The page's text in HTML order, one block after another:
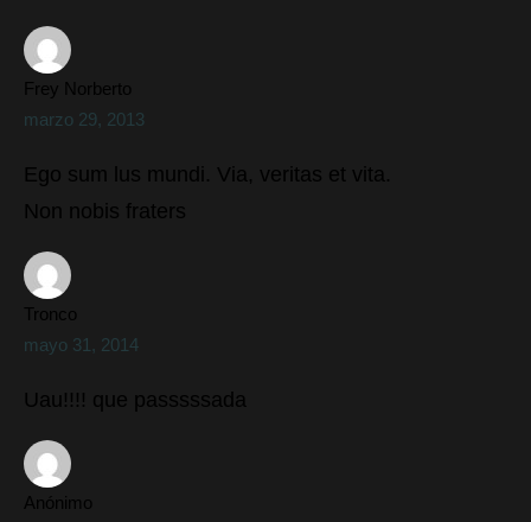
Frey Norberto
marzo 29, 2013
Ego sum lus mundi. Via, veritas et vita.
Non nobis fraters
Tronco
mayo 31, 2014
Uau!!!! que passsssada
Anónimo